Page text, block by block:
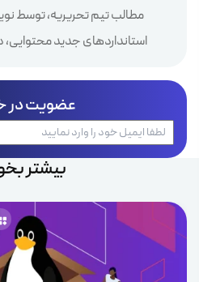
مطالب تیم تحریریه، توسط
استانداردهای جدید
عضویت در
بیشتر